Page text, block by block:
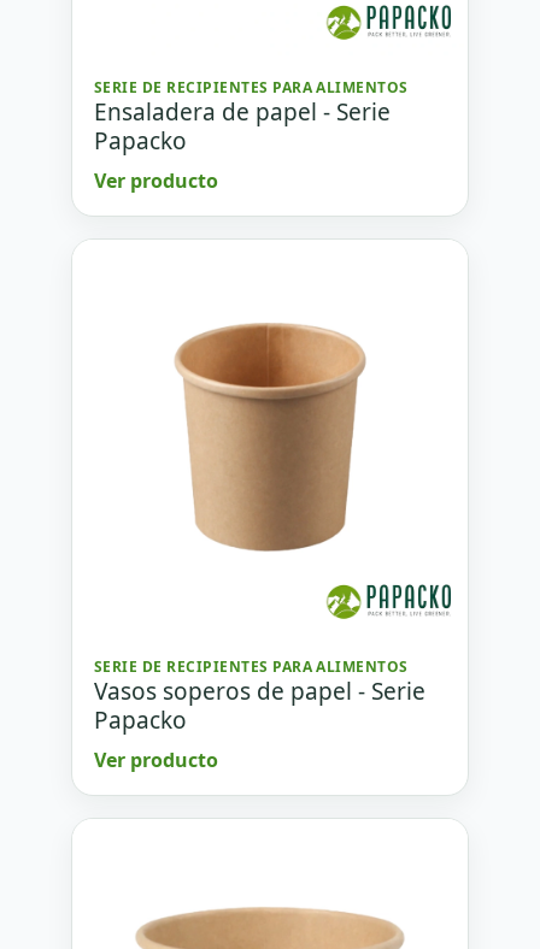
SERIE DE RECIPIENTES PARA ALIMENTOS
Ensaladera de papel - Serie
Papacko
Ver producto
SERIE DE RECIPIENTES PARA ALIMENTOS
Vasos soperos de papel - Serie
Papacko
Ver producto